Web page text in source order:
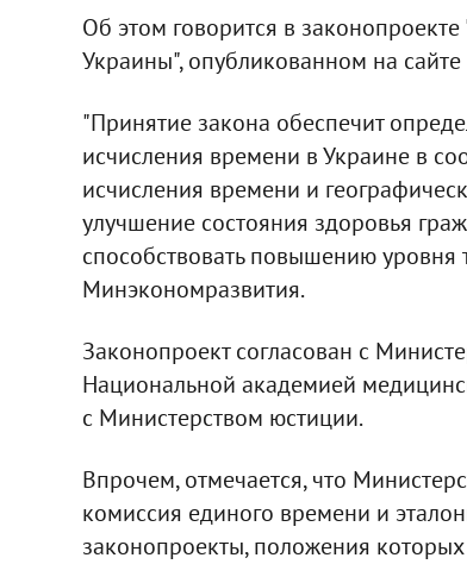
Об этом говорится в
Украины", опубликованном на сайте
"Принятие закона обеспечит
исчисления времени в Украине в
исчисления времени и
улучшение состояния здоровья
способствовать повышению уровня
Минэкономразвития.
Законопроект согласован с
Национальной академией
с Министерством юстиции.
Впрочем, отмечается, что
комиссия единого времени и
законопроекты, положения